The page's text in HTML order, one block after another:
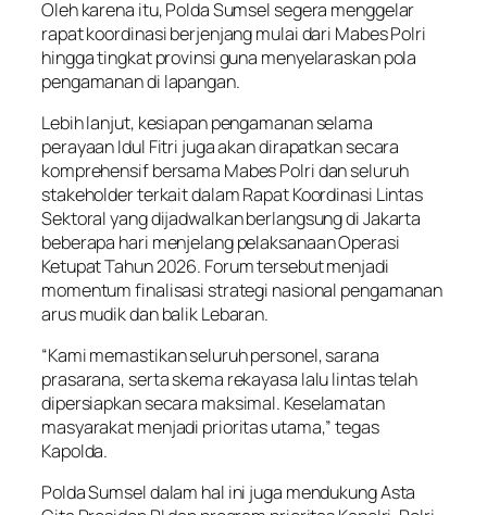
Oleh karena itu, Polda Sumsel segera menggelar
rapat koordinasi berjenjang mulai dari Mabes Polri
hingga tingkat provinsi guna menyelaraskan pola
pengamanan di lapangan.
Lebih lanjut, kesiapan pengamanan selama
perayaan Idul Fitri juga akan dirapatkan secara
komprehensif bersama Mabes Polri dan seluruh
stakeholder terkait dalam Rapat Koordinasi Lintas
Sektoral yang dijadwalkan berlangsung di Jakarta
beberapa hari menjelang pelaksanaan Operasi
Ketupat Tahun 2026. Forum tersebut menjadi
momentum finalisasi strategi nasional pengamanan
arus mudik dan balik Lebaran.
“Kami memastikan seluruh personel, sarana
prasarana, serta skema rekayasa lalu lintas telah
dipersiapkan secara maksimal. Keselamatan
masyarakat menjadi prioritas utama,” tegas
Kapolda.
Polda Sumsel dalam hal ini juga mendukung Asta